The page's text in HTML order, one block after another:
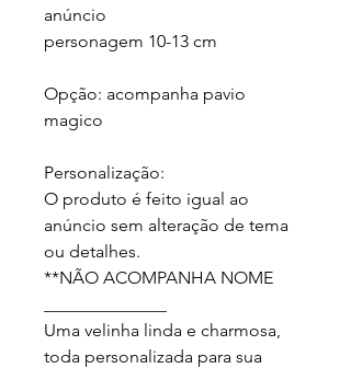
anúncio
personagem 10-13 cm
Opção: acompanha pavio
magico
Personalização:
O produto é feito igual ao
anúncio sem alteração de tema
ou detalhes.
**NÃO ACOMPANHA NOME
Uma velinha linda e charmosa,
toda personalizada para sua